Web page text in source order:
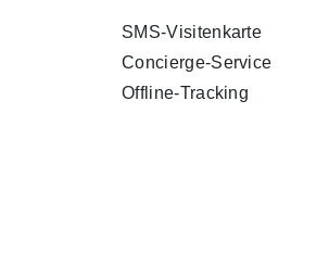
SMS-Visitenkarte
Concierge-Service
Offline-Tracking